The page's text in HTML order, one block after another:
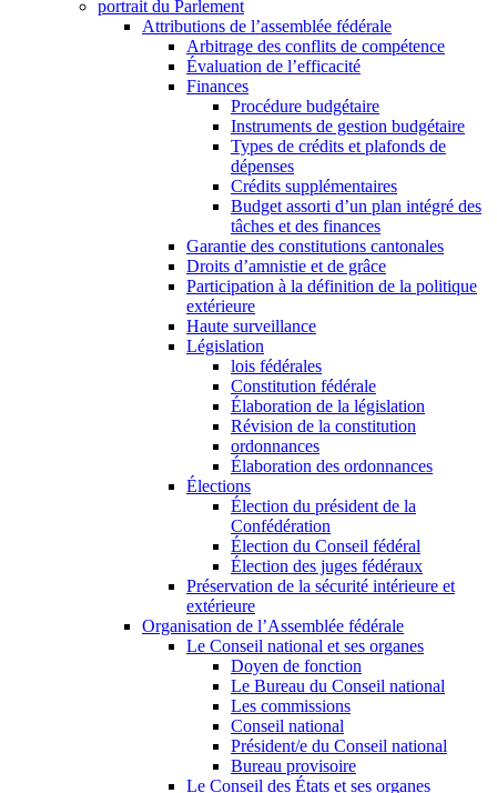
portrait du Parlement
Attributions de l’assemblée fédérale
Arbitrage des conflits de compétence
Évaluation de l’efficacité
Finances
Procédure budgétaire
Instruments de gestion budgétaire
Types de crédits et plafonds de
dépenses
Crédits supplémentaires
Budget assorti d’un plan intégré des
tâches et des finances
Garantie des constitutions cantonales
Droits d’amnistie et de grâce
Participation à la définition de la politique
extérieure
Haute surveillance
Législation
lois fédérales
Constitution fédérale
Élaboration de la législation
Révision de la constitution
ordonnances
Élaboration des ordonnances
Élections
Élection du président de la
Confédération
Élection du Conseil fédéral
Élection des juges fédéraux
Préservation de la sécurité intérieure et
extérieure
Organisation de l’Assemblée fédérale
Le Conseil national et ses organes
Doyen de fonction
Le Bureau du Conseil national
Les commissions
Conseil national
Président/e du Conseil national
Bureau provisoire
Le Conseil des États et ses organes